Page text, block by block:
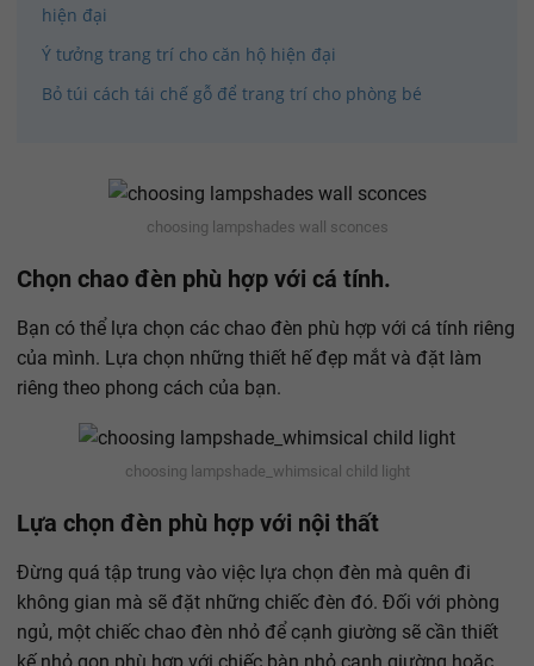
hiện đại
Ý tưởng trang trí cho căn hộ hiện đại
Bỏ túi cách tái chế gỗ để trang trí cho phòng bé
choosing lampshades wall sconces
Chọn chao đèn phù hợp với cá tính.
Bạn có thể lựa chọn các chao đèn phù hợp với cá tính riêng
của mình. Lựa chọn những thiết hế đẹp mắt và đặt làm
riêng theo phong cách của bạn.
choosing lampshade_whimsical child light
Lựa chọn đèn phù hợp với nội thất
Đừng quá tập trung vào việc lựa chọn đèn mà quên đi
không gian mà sẽ đặt những chiếc đèn đó. Đối với phòng
ngủ, một chiếc chao đèn nhỏ để cạnh giường sẽ cần thiết